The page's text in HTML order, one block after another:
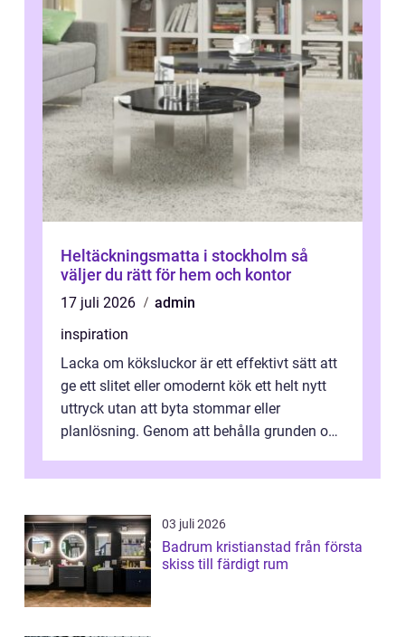
Heltäckningsmatta i stockholm så
väljer du rätt för hem och kontor
17 juli 2026
admin
inspiration
Lacka om köksluckor är ett effektivt sätt att
ge ett slitet eller omodernt kök ett helt nytt
uttryck utan att byta stommar eller
planlösning. Genom att behålla grunden och
03 juli 2026
Badrum kristianstad från första
skiss till färdigt rum